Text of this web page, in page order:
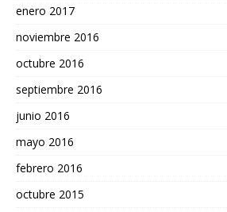
enero 2017
noviembre 2016
octubre 2016
septiembre 2016
junio 2016
mayo 2016
febrero 2016
octubre 2015